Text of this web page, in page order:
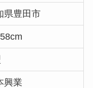
県豊田市
興業